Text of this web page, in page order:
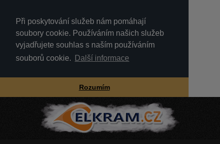
Při poskytování služeb nám pomáhají
soubory cookie. Používáním našich služeb
vyjadřujete souhlas s naším používáním
souborů cookie.
Další informace
Rozumím